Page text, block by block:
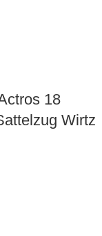
18
Wirtz